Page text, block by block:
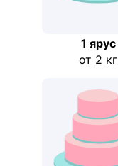
1 ярус
от 2 кг